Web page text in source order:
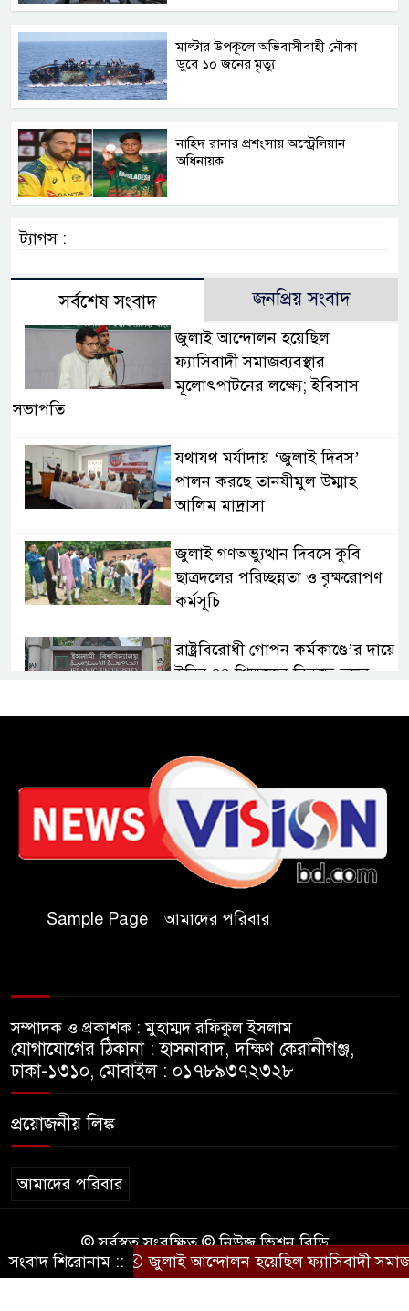
মাল্টার উপকূলে অভিবাসীবাহী নৌকা
ডুবে ১০ জনের মৃত্যু
নাহিদ রানার প্রশংসায় অস্ট্রেলিয়ান
অধিনায়ক
ট্যাগস :
সর্বশেষ সংবাদ জনপ্রিয় সংবাদ
জুলাই আন্দোলন হয়েছিল
ফ্যাসিবাদী সমাজব্যবস্থার
মূলোৎপাটনের লক্ষ্যে; ইবিসাস
সভাপতি
যথাযথ মর্যাদায় ‘জুলাই দিবস’
পালন করছে তানযীমুল উম্মাহ
আলিম মাদ্রাসা
জুলাই গণঅভ্যুত্থান দিবসে কুবি
ছাত্রদলের পরিচ্ছন্নতা ও বৃক্ষরোপণ
কর্মসূচি
রাষ্ট্রবিরোধী গোপন কর্মকাণ্ডে’র দায়ে
ইবির ৪৪ শিক্ষকের বিরুদ্ধে তদন্ত
দিবস উপলক্ষ্যে আলোচনা সভা ও
সংবর্ধনা অনুষ্ঠান অনুষ্ঠিত
গণভোটের রায় জুলাই সনদ
বাস্তবায়নের আহ্বান,ইসলামপুরে
জামায়াতের গণমিছিল ও সমাবেশ
র‍্যাব-১৫-এর শ্বাসরুদ্ধকর অভিযানে
অপহরণের শিকার তিন রোহিঙ্গা
উদ্ধার, আটক ১
ইনস্টিটিউটের আবাসিক হলে
শিবিরের কর্মীদের উপর ছাত্রদলের
Sample Page আমাদের পরিবার
সম্পাদক ও প্রকাশক : মুহাম্মদ রফিকুল ইসলাম
যোগাযোগের ঠিকানা : হাসনাবাদ, দক্ষিণ কেরানীগঞ্জ,
ঢাকা-১৩১০, মোবাইল : ০১৭৮৯৩৭২৩২৮
প্রয়োজনীয় লিঙ্ক
আমাদের পরিবার
© সর্বস্বত্ব সংরক্ষিত © নিউজ ভিশন বিডি
কারিগরি সহযোগিতায়ঃBD IT
সংবাদ শিরোনাম ::জুলাই আন্দোলন হয়েছিল ফ্যাসিবাদী